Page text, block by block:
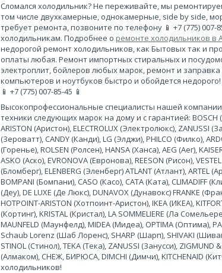
Сломался холодильник? Не переживайте, мы
том числе двухкамерные, однокамерные, side by side,
требует ремонта, позвоните по телефону 📱 +7 (775)
холодильникам. Подробнее о ремонте холодильников в
недорогой ремонт холодильников, как Бытовых так и
оплаты любая. Ремонт импортных стиральных и
электроплит, бойлеров любых марок, ремонт и
компьютеров и ноутбуков быстро и обойдется
📱 +7 (775) 007-85-45 📱
Высокопрофессиональные специалисты нашей
техники следующих марок на дому и с гарантией: BOSCH
ARISTON (Аристон), ELECTROLUX (Электролюкс), ZANUSSI
(Зероватт), CANDY (Канди), LG (Элджи), PHILCO (Филко),
(Горенье), ROLSEN (Ролсен), HANSA (Ханса), AEG (Аег),
ASKO (Аско), EVRONOVA (Евронова), REESON (Рисон),
(Бломберг), ELENBERG (Эленберг) ATLANT (Атлант), ARTEL
BOMPANI (Бомпани), CASO (Касо), CATA (Ката), CLIMADIFF
(Деу), DE LUXE (Де Люкс), DUNAVOX (Дунавокс) FRANKE
HOTPOINT-ARISTON (Хотпоинт-Аристон), IKEA (ИКЕА),
(Кортинг), KRISTAL (Кристал), LA SOMMELIERE (Ла
MAUNFELD (Маунфелд), MIDEA (Мидеа), OPTIMA (Оптима),
Schaub Lorenz (Шаб Лоренс), SHARP (Шарп), SHIVAKI
STINOL (Стинол), TEKA (Тека), ZANUSSI (Занусси),
(Алмаком), СНЕЖ, БИРЮСА, DIMCHI (Димчи), KITCHENAID
холодильников!